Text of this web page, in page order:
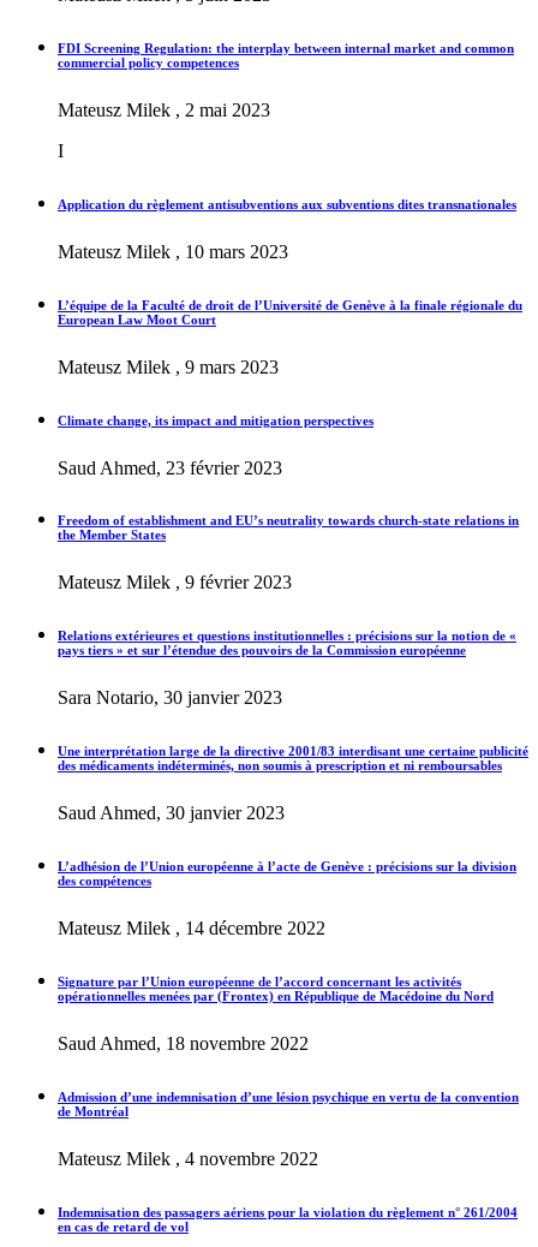
FDI Screening Regulation: the interplay between internal market and common
commercial policy competences
Mateusz Milek , 2 mai 2023
I
Application du règlement antisubventions aux subventions dites transnationales
Mateusz Milek , 10 mars 2023
L’équipe de la Faculté de droit de l’Université de Genève à la finale régionale du
European Law Moot Court
Mateusz Milek , 9 mars 2023
Climate change, its impact and mitigation perspectives
Saud Ahmed, 23 février 2023
Freedom of establishment and EU’s neutrality towards church-state relations in
the Member States
Mateusz Milek , 9 février 2023
Relations extérieures et questions institutionnelles : précisions sur la notion de «
pays tiers » et sur l’étendue des pouvoirs de la Commission européenne
Sara Notario, 30 janvier 2023
Une interprétation large de la directive 2001/83 interdisant une certaine publicité
des médicaments indéterminés, non soumis à prescription et ni remboursables
Saud Ahmed, 30 janvier 2023
L’adhésion de l’Union européenne à l’acte de Genève : précisions sur la division
des compétences
Mateusz Milek , 14 décembre 2022
Signature par l’Union européenne de l’accord concernant les activités
opérationnelles menées par (Frontex) en République de Macédoine du Nord
Saud Ahmed, 18 novembre 2022
Admission d’une indemnisation d’une lésion psychique en vertu de la convention
de Montréal
Mateusz Milek , 4 novembre 2022
Indemnisation des passagers aériens pour la violation du règlement n° 261/2004
en cas de retard de vol